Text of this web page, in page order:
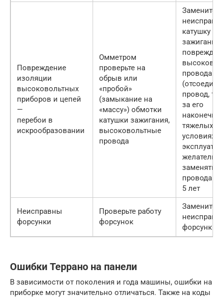
Повреждение
изоляции
высоковольтных
приборов и цепей
—
перебои в
искрообразовании
Омметром
проверьте на
обрыв или
«пробой»
(замыкание на
«массу») обмотки
катушки зажигания,
высоковольтные
провода
Замените
катушку
зажигания,
провода
провод,
за его
тяжелых
условиях
заменять
провода
5 лет
Неисправны
форсунки
Проверьте работу
форсунок
Замените
форсунки
Ошибки Террано на панели
В зависимости от поколения и года машины, ошибки на
приборке могут значительно отличаться. Также на коды